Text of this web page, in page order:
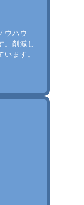
ウハウ
。削減し
ます。